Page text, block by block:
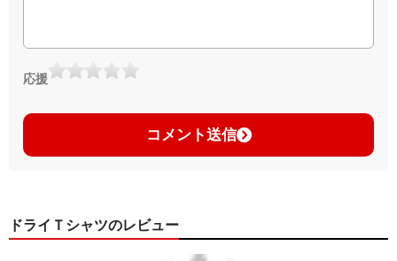
応援
コメント送信
ドライＴシャツのレビュー